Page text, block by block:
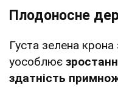
Плодоносне
Густа зелена
уособлює
здатність